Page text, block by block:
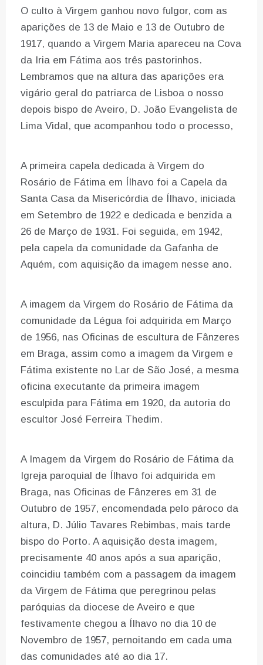
O culto à Virgem ganhou novo fulgor, com as
aparições de 13 de Maio e 13 de Outubro de
1917, quando a Virgem Maria apareceu na Cova
da Iria em Fátima aos três pastorinhos.
Lembramos que na altura das aparições era
vigário geral do patriarca de Lisboa o nosso
depois bispo de Aveiro, D. João Evangelista de
Lima Vidal, que acompanhou todo o processo,
A primeira capela dedicada à Virgem do
Rosário de Fátima em Ílhavo foi a Capela da
Santa Casa da Misericórdia de Ílhavo, iniciada
em Setembro de 1922 e dedicada e benzida a
26 de Março de 1931. Foi seguida, em 1942,
pela capela da comunidade da Gafanha de
Aquém, com aquisição da imagem nesse ano.
A imagem da Virgem do Rosário de Fátima da
comunidade da Légua foi adquirida em Março
de 1956, nas Oficinas de escultura de Fânzeres
em Braga, assim como a imagem da Virgem e
Fátima existente no Lar de São José, a mesma
oficina executante da primeira imagem
esculpida para Fátima em 1920, da autoria do
escultor José Ferreira Thedim.
A Imagem da Virgem do Rosário de Fátima da
Igreja paroquial de Ílhavo foi adquirida em
Braga, nas Oficinas de Fânzeres em 31 de
Outubro de 1957, encomendada pelo pároco da
altura, D. Júlio Tavares Rebimbas, mais tarde
bispo do Porto. A aquisição desta imagem,
precisamente 40 anos após a sua aparição,
coincidiu também com a passagem da imagem
da Virgem de Fátima que peregrinou pelas
paróquias da diocese de Aveiro e que
festivamente chegou a Ílhavo no dia 10 de
Novembro de 1957, pernoitando em cada uma
das comunidades até ao dia 17.